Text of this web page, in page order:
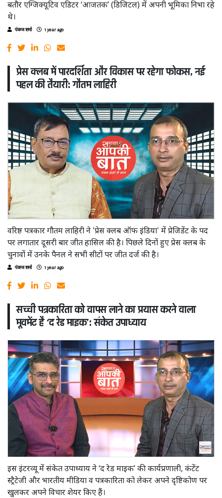
बतौर एग्जिक्यूटिव एडिटर ‘आजतक’ (डिजिटल) में अपनी भूमिका निभा रहे
थे।
पंकज शर्मा 1 year ago
प्रेस क्लब में पारदर्शिता और विकास पर रहेगा फोकस, नई
पहल की तैयारी: गौतम लाहिरी
वरिष्ठ पत्रकार गौतम लाहिरी ने 'प्रेस क्लब ऑफ इंडिया' में प्रेजिडेंट के पद
पर लगातार दूसरी बार जीत हासिल की है। पिछले दिनों हुए प्रेस क्लब के
चुनावों में उनके पैनल ने सभी सीटों पर जीत दर्ज की है।
पंकज शर्मा 1 year ago
सच्ची पत्रकारिता को वापस लाने का प्रयास करने वाला
मूवमेंट है ‘द रेड माइक’: संकेत उपाध्याय
इस इंटरव्यू में संकेत उपाध्याय ने ‘द रेड माइक’ की कार्यप्रणाली, कंटेंट
स्ट्रैटेजी और भारतीय मीडिया व पत्रकारिता को लेकर अपने दृष्टिकोण पर
खुलकर अपने विचार शेयर किए हैं।